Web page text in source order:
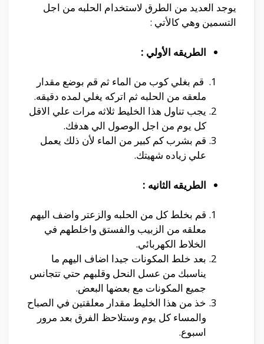
يوجد العديد من الطرق لاستخدام الحلبه من اجل
التسمين وهي كالأتي :
الطريقه الأولي :
قم بغلي كوب من الماء ثم قم بوضع مقدار
ملعقه من الحلبه ثم اتركه يغلي لمده دقيقه.
يجب تناول هذا الخليط ثلاثه مرات علي الاقل
كل يوم من اجل الوصول الي هدفك.
قم بشرب كم كبير من الماء لأن ذلك يعمل
علي زياده شهيتك.
الطريقه الثانيه :
قم بخلط كل من الحلبه والزعتر واضف اليهم
معلقه من الزبيب والفستق واخلطهم في
الخلاط الكهربائي.
بعد خلط المكونات جيدا اضاف اليهم ما
يناسبك من عسل النحل وقلبهم حتي تتجانس
جميع المكونات مع بعضها البعض.
خذ من هذا الخليط مقدار معلقتين في الصباح
والمساء كل يوم وستلاحظ الفرق بعد مرور
اسبوع.